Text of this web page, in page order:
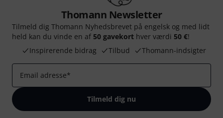
Thomann Newsletter
Tilmeld dig Thomann Nyhedsbrevet på engelsk og med lidt
held kan du vinde en af 50 gavekort hver værdi 50 €!
Inspirerende bidrag
Tilbud Thomann-indsigter
Email adresse*
Tilmeld dig nu